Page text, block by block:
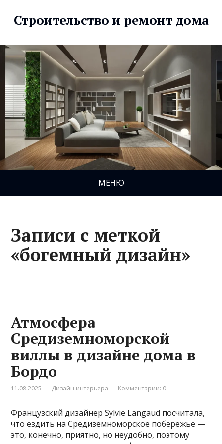
Строительство и ремонт дома
МЕНЮ
Записи с меткой
«богемный дизайн»
Атмосфера
Средиземноморской
виллы в дизайне дома в
Бордо
11.08.2025 Дизайн интерьера Комментарии: 0
Французский дизайнер Sylvie Langaud посчитала,
что ездить на Средиземноморское побережье —
это, конечно, приятно, но неудобно, поэтому